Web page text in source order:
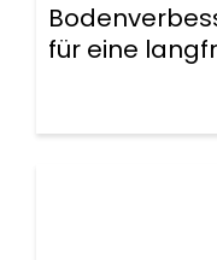
für eine